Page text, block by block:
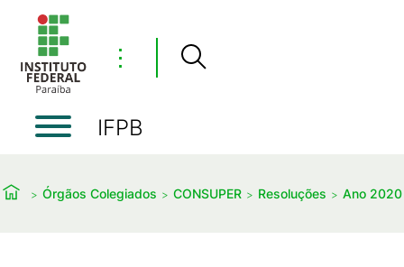
⋮
IFPB
Órgãos Colegiados CONSUPER Resoluções Ano 2020